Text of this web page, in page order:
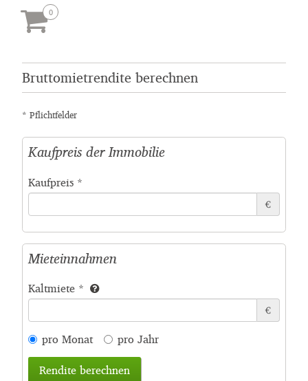
Bruttomietrendite berechnen
* Pflichtfelder
Kaufpreis der Immobilie
Kaufpreis *
€
Mieteinnahmen
Kaltmiete *
€
pro Monat
pro Jahr
Rendite berechnen